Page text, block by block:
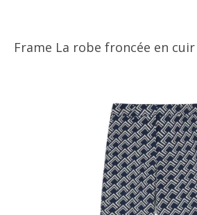
Frame La robe froncée en cuir